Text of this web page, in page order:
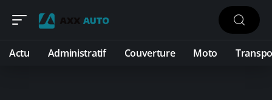
Actu Administratif Couverture Moto